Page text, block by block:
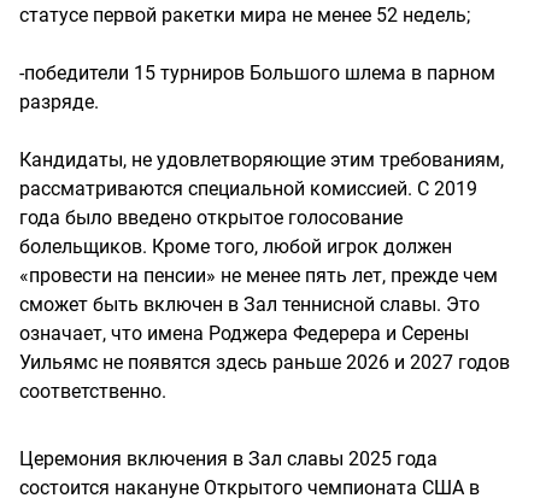
статусе первой ракетки мира не менее 52 недель;
-победители 15 турниров Большого шлема в парном
разряде.
Кандидаты, не удовлетворяющие этим требованиям,
рассматриваются специальной комиссией. С 2019
года было введено открытое голосование
болельщиков. Кроме того, любой игрок должен
«провести на пенсии» не менее пять лет, прежде чем
сможет быть включен в Зал теннисной славы. Это
означает, что имена Роджера Федерера и Серены
Уильямс не появятся здесь раньше 2026 и 2027 годов
соответственно.
Церемония включения в Зал славы 2025 года
состоится накануне Открытого чемпионата США в